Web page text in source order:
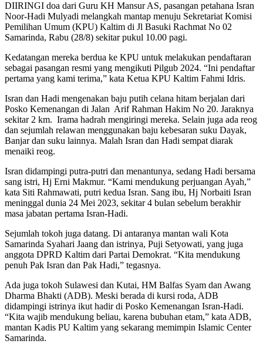
DIIRINGI doa dari Guru KH Mansur AS, pasangan petahana Isran
Noor-Hadi Mulyadi melangkah mantap menuju Sekretariat Komisi
Pemilihan Umum (KPU) Kaltim di Jl Basuki Rachmat No 02
Samarinda, Rabu (28/8) sekitar pukul 10.00 pagi.
Kedatangan mereka berdua ke KPU untuk melakukan pendaftaran
sebagai pasangan resmi yang mengikuti Pilgub 2024. “Ini pendaftar
pertama yang kami terima,” kata Ketua KPU Kaltim Fahmi Idris.
Isran dan Hadi mengenakan baju putih celana hitam berjalan dari
Posko Kemenangan di Jalan Arif Rahman Hakim No 20. Jaraknya
sekitar 2 km. Irama hadrah mengiringi mereka. Selain juga ada reog
dan sejumlah relawan menggunakan baju kebesaran suku Dayak,
Banjar dan suku lainnya. Malah Isran dan Hadi sempat diarak
menaiki reog.
Isran didampingi putra-putri dan menantunya, sedang Hadi bersama
sang istri, Hj Erni Makmur. “Kami mendukung perjuangan Ayah,”
kata Siti Rahmawati, putri kedua Isran. Sang ibu, Hj Norbaiti Isran
meninggal dunia 24 Mei 2023, sekitar 4 bulan sebelum berakhir
masa jabatan pertama Isran-Hadi.
Sejumlah tokoh juga datang. Di antaranya mantan wali Kota
Samarinda Syahari Jaang dan istrinya, Puji Setyowati, yang juga
anggota DPRD Kaltim dari Partai Demokrat. “Kita mendukung
penuh Pak Isran dan Pak Hadi,” tegasnya.
Ada juga tokoh Sulawesi dan Kutai, HM Balfas Syam dan Awang
Dharma Bhakti (ADB). Meski berada di kursi roda, ADB
didampingi istrinya ikut hadir di Posko Kemenangan Isran-Hadi.
“Kita wajib mendukung beliau, karena bubuhan etam,” kata ADB,
mantan Kadis PU Kaltim yang sekarang memimpin Islamic Center
Samarinda.